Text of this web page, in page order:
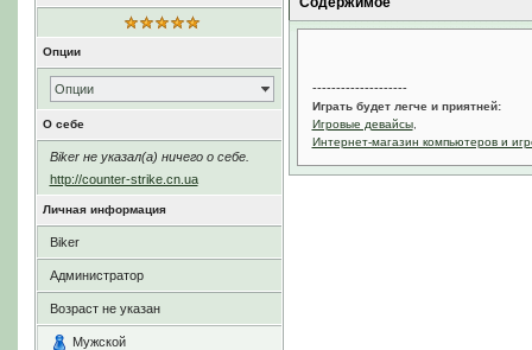
Опции
Опции
О себе
Biker не указал(а) ничего о себе.
http://counter-strike.cn.ua
Личная информация
Biker
Администратор
Возраст не указан
Мужской
--------------------
Играть будет легче и приятней:
Игровые девайсы,
Интернет-магазин компьютеров и